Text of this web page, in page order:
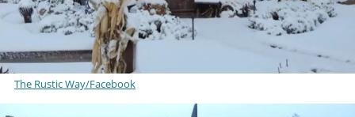
The Rustic Way/Facebook